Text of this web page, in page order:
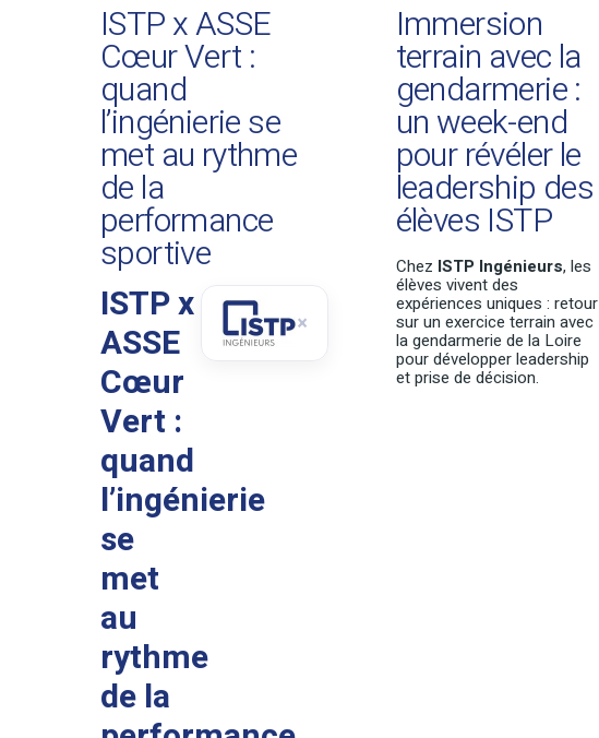
ISTP x ASSE
Cœur Vert :
quand
l’ingénierie se
met au rythme
de la
performance
sportive
ISTP x
ASSE
Cœur
Vert :
quand
l’ingénierie
se
met
au
rythme
de la
×
Immersion
terrain avec la
gendarmerie :
un week-end
pour révéler le
leadership des
élèves ISTP
Chez ISTP Ingénieurs, les
élèves vivent des
expériences uniques : retour
sur un exercice terrain avec
la gendarmerie de la Loire
pour développer leadership
et prise de décision.